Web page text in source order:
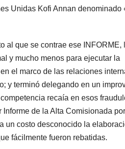
Unidas Kofi Annan denominado
al que se contrae ese INFORME,
y mucho menos para ejecutar la
el marco de las relaciones
y terminó delegando en un
recaía en esos
de la Alta Comisionada
un costo desconocido la
fácilmente fueron rebatidas.